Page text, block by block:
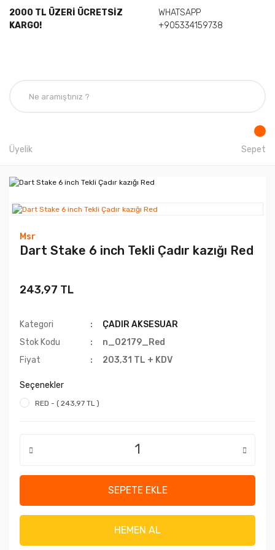
2000 TL ÜZERİ ÜCRETSİZ
KARGO!
WHATSAPP
+905334159738
Üyelik Sepet
Msr
Dart Stake 6 inch Tekli Çadır kazığı Red
243,97 TL
Kategori
ÇADIR AKSESUAR
Stok Kodu
n_02179_Red
Fiyat
203,31 TL + KDV
Seçenekler
RED - ( 243,97 TL )
SEPETE EKLE
HEMEN AL